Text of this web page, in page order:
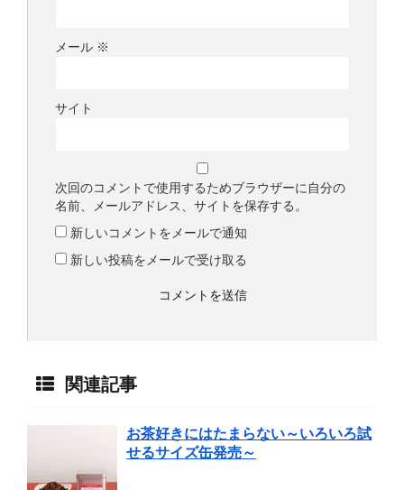
メール ※
サイト
次回のコメントで使用するためブラウザーに自分の
名前、メールアドレス、サイトを保存する。
新しいコメントをメールで通知
新しい投稿をメールで受け取る
関連記事
お茶好きにはたまらない～いろいろ試
せるサイズ缶発売～